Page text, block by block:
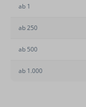
ab 1
ab250
ab 500
ab 1.000